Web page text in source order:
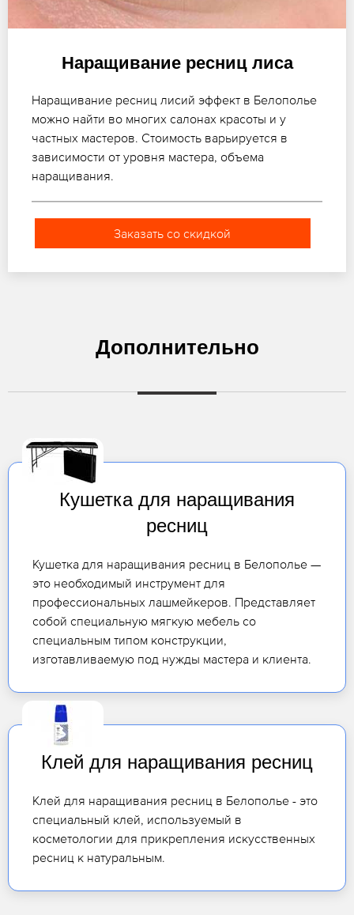
Наращивание ресниц лиса
Наращивание ресниц лисий эффект в Белополье
можно найти во многих салонах красоты и у
частных мастеров. Стоимость варьируется в
зависимости от уровня мастера, объема
наращивания.
Заказать со скидкой
Дополнительно
Кушетка для наращивания
ресниц
Кушетка для наращивания ресниц в Белополье —
это необходимый инструмент для
профессиональных лашмейкеров. Представляет
собой специальную мягкую мебель со
специальным типом конструкции,
изготавливаемую под нужды мастера и клиента.
Клей для наращивания ресниц
Клей для наращивания ресниц в Белополье - это
специальный клей, используемый в
косметологии для прикрепления искусственных
ресниц к натуральным.